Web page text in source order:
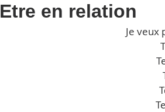
Etre en relation
Je veux